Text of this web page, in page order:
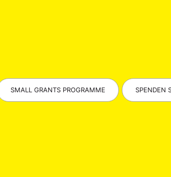
SMALL GRANTS PROGRAMME SPENDEN